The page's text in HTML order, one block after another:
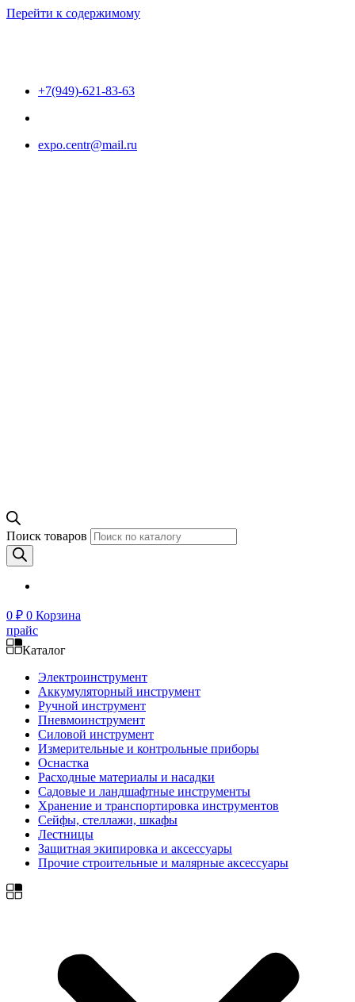
Перейти к содержимому
+7(949)-621-83-63
expo.centr@mail.ru
Поиск товаров
0 ₽ 0 Корзина
прайс
Каталог
Электроинструмент
Аккумуляторный инструмент
Ручной инструмент
Пневмоинструмент
Силовой инструмент
Измерительные и контрольные приборы
Оснастка
Расходные материалы и насадки
Садовые и ландшафтные инструменты
Хранение и транспортировка инструментов
Сейфы, стеллажи, шкафы
Лестницы
Защитная экипировка и аксессуары
Прочие строительные и малярные аксессуары